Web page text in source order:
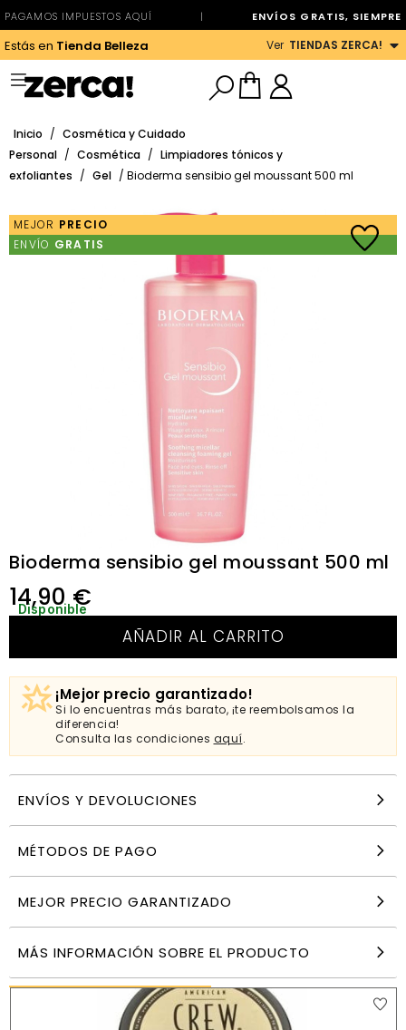
PAGAMOS IMPUESTOS AQUÍ | ENVÍOS GRATIS, SIEMPRE
Estás en Tienda Belleza Ver TIENDAS ZERCA!
Inicio / Cosmética y Cuidado
Personal / Cosmética / Limpiadores tónicos y
exfoliantes / Gel / Bioderma sensibio gel moussant 500 ml
MEJOR PRECIO
ENVÍO GRATIS
Bioderma sensibio gel moussant 500 ml
14,90€
Disponible
AÑADIR AL CARRITO
¡Mejor precio garantizado!
Si lo encuentras más barato, ¡te reembolsamos la
diferencia!
Consulta las condiciones aquí.
ENVÍOS Y DEVOLUCIONES
MÉTODOS DE PAGO
MEJOR PRECIO GARANTIZADO
MÁS INFORMACIÓN SOBRE EL PRODUCTO
14,90€
AÑADIR
PRODUCTOS SIMILARES